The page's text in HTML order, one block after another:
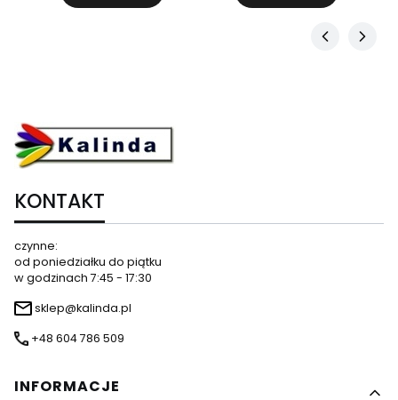
KONTAKT
czynne:
od poniedziałku do piątku
w godzinach 7:45 - 17:30
sklep@kalinda.pl
+48 604 786 509
Linki w stopce
INFORMACJE